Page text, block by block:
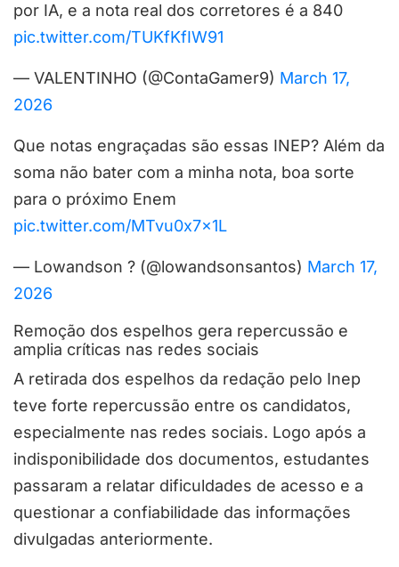
por IA, e a nota real dos corretores é a 840
pic.twitter.com/TUKfKfIW91
— VALENTINHO (@ContaGamer9) March 17,
2026
Que notas engraçadas são essas INEP? Além da
soma não bater com a minha nota, boa sorte
para o próximo Enem
pic.twitter.com/MTvu0x7x1L
— Lowandson ? (@lowandsonsantos) March 17,
2026
Remoção dos espelhos gera repercussão e
amplia críticas nas redes sociais
A retirada dos espelhos da redação pelo Inep
teve forte repercussão entre os candidatos,
especialmente nas redes sociais. Logo após a
indisponibilidade dos documentos, estudantes
passaram a relatar dificuldades de acesso e a
questionar a confiabilidade das informações
divulgadas anteriormente.